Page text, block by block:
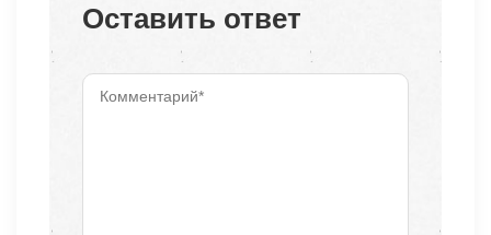
Оставить ответ